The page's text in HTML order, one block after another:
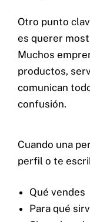
Otro punto
es querer
Muchos
productos,
comunican
confusión.
Cuando una
perfil o te
Qué vendes
Para qué